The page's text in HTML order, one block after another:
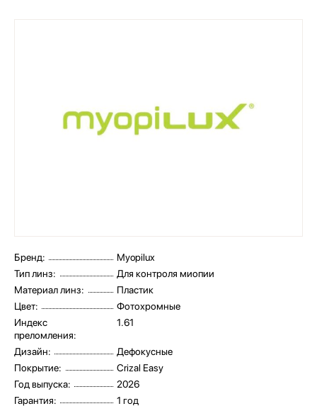
Бренд:
Myopilux
Тип линз:
Для контроля миопии
Материал линз:
Пластик
Цвет:
Фотохромные
Индекс
преломления:
1.61
Дизайн:
Дефокусные
Покрытие:
Crizal Easy
Год выпуска:
2026
Гарантия:
1 год